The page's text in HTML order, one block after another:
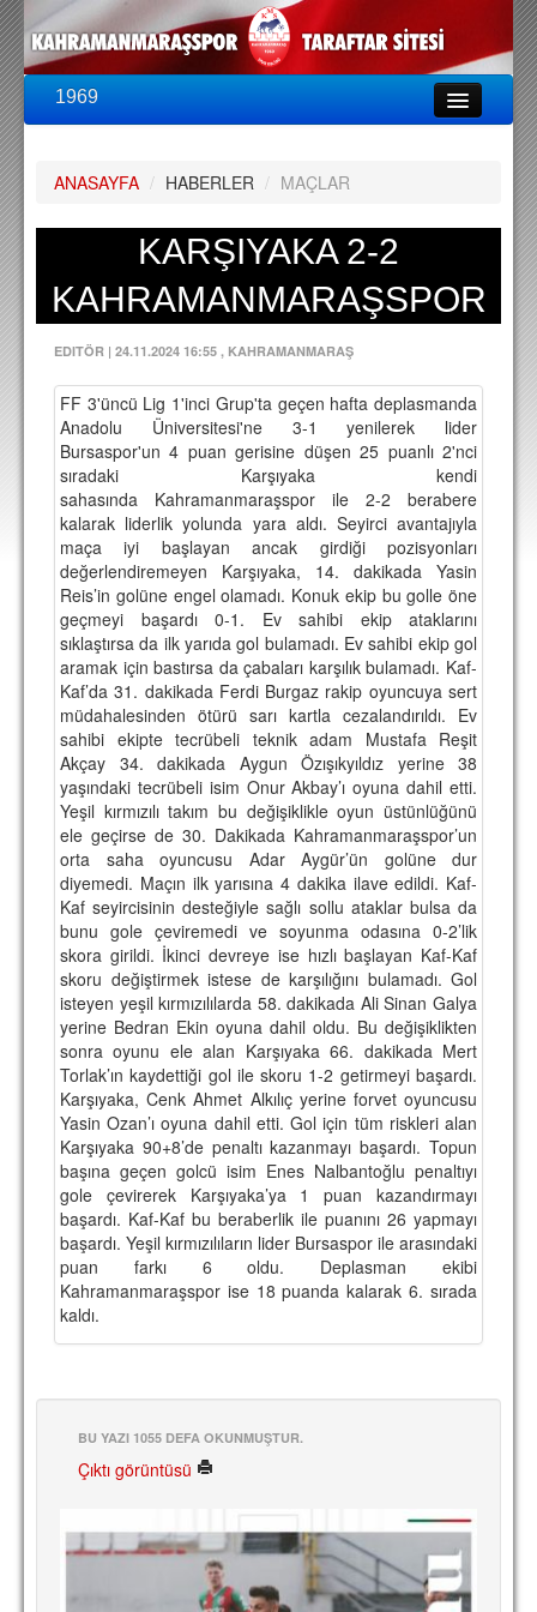
1969
PUAN DURUMU
FİKSTÜR
A TAKIM KADROSU
TEKNİK KADRO
TRANSFERLER
TARAFTAR
BİLETLER
DEPLASMAN
LİSANSLI ÜRÜNLER
MULTİMEDYA
FOTOĞRAF & VİDEOLAR
MARŞ & TEZAHÜRATLAR
KULÜP
AMBLEM
SPOR TESİSLERİ
YÖNETİM KURULU
PERSONEL
SPONSORLAR
TARİHÇE
TARİHİ BAŞARILAR
BASINDAN
KUPA MAÇLARI
ESKi BAŞKANLAR
ESKİ HOCALAR
İRTİBAT
REKLAM YAYINI
ANASAYFA / HABERLER / MAÇLAR
KARŞIYAKA 2-2
KAHRAMANMARAŞSPOR
EDITÖR | 24.11.2024 16:55 , KAHRAMANMARAŞ
FF 3'üncü Lig 1'inci Grup'ta geçen hafta deplasmanda
Anadolu Üniversitesi'ne 3-1 yenilerek lider
Bursaspor'un 4 puan gerisine düşen 25 puanlı 2'nci
sıradaki Karşıyaka kendi
sahasında Kahramanmaraşspor ile 2-2 berabere
kalarak liderlik yolunda yara aldı. Seyirci avantajıyla
maça iyi başlayan ancak girdiği pozisyonları
değerlendiremeyen Karşıyaka, 14. dakikada Yasin
Reis’in golüne engel olamadı. Konuk ekip bu golle öne
geçmeyi başardı 0-1. Ev sahibi ekip ataklarını
sıklaştırsa da ilk yarıda gol bulamadı. Ev sahibi ekip gol
aramak için bastırsa da çabaları karşılık bulamadı. Kaf-
Kaf’da 31. dakikada Ferdi Burgaz rakip oyuncuya sert
müdahalesinden ötürü sarı kartla cezalandırıldı. Ev
sahibi ekipte tecrübeli teknik adam Mustafa Reşit
Akçay 34. dakikada Aygun Özışıkyıldız yerine 38
yaşındaki tecrübeli isim Onur Akbay’ı oyuna dahil etti.
Yeşil kırmızılı takım bu değişiklikle oyun üstünlüğünü
ele geçirse de 30. Dakikada Kahramanmaraşspor’un
orta saha oyuncusu Adar Aygür’ün golüne dur
diyemedi. Maçın ilk yarısına 4 dakika ilave edildi. Kaf-
Kaf seyircisinin desteğiyle sağlı sollu ataklar bulsa da
bunu gole çeviremedi ve soyunma odasına 0-2’lik
skora girildi. İkinci devreye ise hızlı başlayan Kaf-Kaf
skoru değiştirmek istese de karşılığını bulamadı. Gol
isteyen yeşil kırmızılılarda 58. dakikada Ali Sinan Galya
yerine Bedran Ekin oyuna dahil oldu. Bu değişiklikten
sonra oyunu ele alan Karşıyaka 66. dakikada Mert
Torlak’ın kaydettiği gol ile skoru 1-2 getirmeyi başardı.
Karşıyaka, Cenk Ahmet Alkılıç yerine forvet oyuncusu
Yasin Ozan’ı oyuna dahil etti. Gol için tüm riskleri alan
Karşıyaka 90+8’de penaltı kazanmayı başardı. Topun
başına geçen golcü isim Enes Nalbantoğlu penaltıyı
gole çevirerek Karşıyaka’ya 1 puan kazandırmayı
başardı. Kaf-Kaf bu beraberlik ile puanını 26 yapmayı
başardı. Yeşil kırmızılıların lider Bursaspor ile arasındaki
puan farkı 6 oldu. Deplasman ekibi
Kahramanmaraşspor ise 18 puanda kalarak 6. sırada
kaldı.
BU YAZI 1055 DEFA OKUNMUŞTUR.
Çıktı görüntüsü